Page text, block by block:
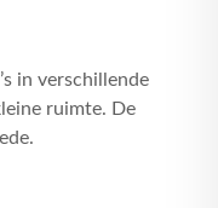
in verschillende
ruimte. De